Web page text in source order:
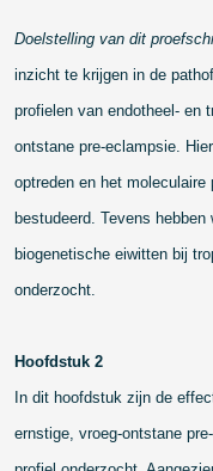
Doelstelling van dit
inzicht te krijgen in de
profielen van endotheel- en
ontstane pre-eclampsie.
optreden en het
bestudeerd. Tevens
biogenetische eiwitten bij
onderzocht.
Hoofdstuk 2
In dit hoofdstuk zijn de
ernstige, vroeg-ontstane